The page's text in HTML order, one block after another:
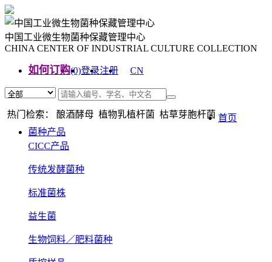
中国工业微生物菌种保藏管理中心
CHINA CENTER OF INDUSTRIAL CULTURE COLLECTION
如何订购(0)登录注册
CN
热门检索： 酿酒酵母 植物乳植杆菌 枯草芽胞杆菌 首页
菌种产品
CICC产品
传统发酵菌种
标准菌株
益生菌
生物饲料／肥料菌种